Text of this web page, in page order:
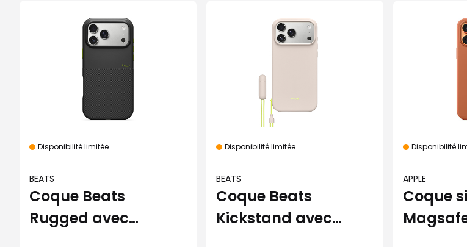
Disponibilité limitée
BEATS
Coque Beats
Rugged avec
Disponibilité limitée
BEATS
Coque Beats
Kickstand avec
Disponibilité
APPLE
Coque